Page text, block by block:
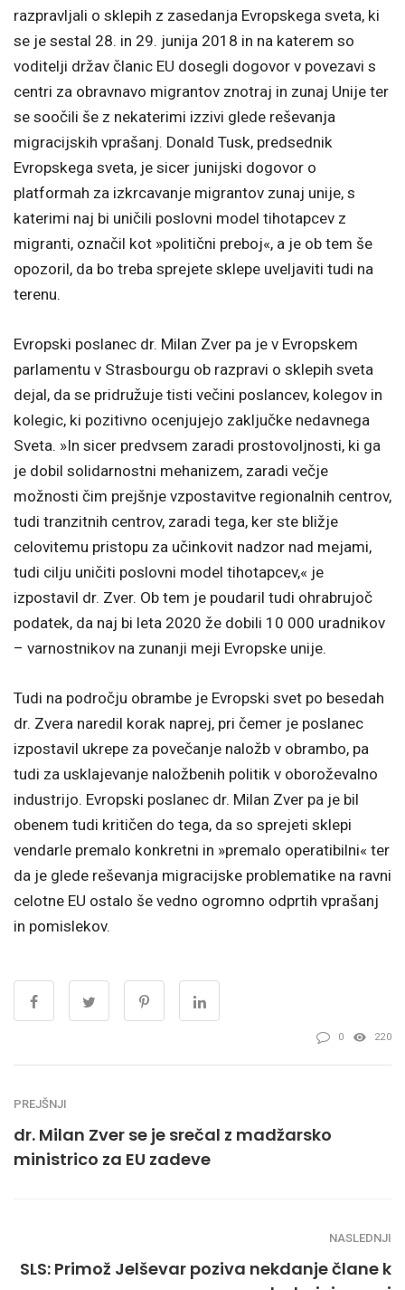
razpravljali o sklepih z zasedanja Evropskega sveta, ki
se je sestal 28. in 29. junija 2018 in na katerem so
voditelji držav članic EU dosegli dogovor v povezavi s
centri za obravnavo migrantov znotraj in zunaj Unije ter
se soočili še z nekaterimi izzivi glede reševanja
migracijskih vprašanj. Donald Tusk, predsednik
Evropskega sveta, je sicer junijski dogovor o
platformah za izkrcavanje migrantov zunaj unije, s
katerimi naj bi uničili poslovni model tihotapcev z
migranti, označil kot »politični preboj«, a je ob tem še
opozoril, da bo treba sprejete sklepe uveljaviti tudi na
terenu.
Evropski poslanec dr. Milan Zver pa je v Evropskem
parlamentu v Strasbourgu ob razpravi o sklepih sveta
dejal, da se pridružuje tisti večini poslancev, kolegov in
kolegic, ki pozitivno ocenjujejo zaključke nedavnega
Sveta. »In sicer predvsem zaradi prostovoljnosti, ki ga
je dobil solidarnostni mehanizem, zaradi večje
možnosti čim prejšnje vzpostavitve regionalnih centrov,
tudi tranzitnih centrov, zaradi tega, ker ste bližje
celovitemu pristopu za učinkovit nadzor nad mejami,
tudi cilju uničiti poslovni model tihotapcev,« je
izpostavil dr. Zver. Ob tem je poudaril tudi ohrabrujoč
podatek, da naj bi leta 2020 že dobili 10 000 uradnikov
– varnostnikov na zunanji meji Evropske unije.
Tudi na področju obrambe je Evropski svet po besedah
dr. Zvera naredil korak naprej, pri čemer je poslanec
izpostavil ukrepe za povečanje naložb v obrambo, pa
tudi za usklajevanje naložbenih politik v oboroževalno
industrijo. Evropski poslanec dr. Milan Zver pa je bil
obenem tudi kritičen do tega, da so sprejeti sklepi
vendarle premalo konkretni in »premalo operatibilni« ter
da je glede reševanja migracijske problematike na ravni
celotne EU ostalo še vedno ogromno odprtih vprašanj
in pomislekov.
0 220
PREJŠNJI
dr. Milan Zver se je srečal z madžarsko
ministrico za EU zadeve
NASLEDNJI
SLS: Primož Jelševar poziva nekdanje člane k